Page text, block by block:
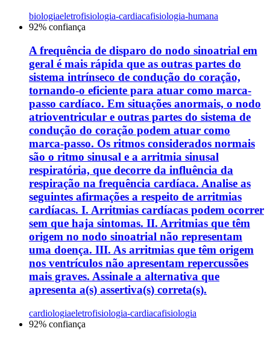
biologiaeletrofisiologia-cardiacafisiologia-humana
92% confiança
A frequência de disparo do nodo sinoatrial em
geral é mais rápida que as outras partes do
sistema intrínseco de condução do coração,
tornando-o eficiente para atuar como marca-
passo cardíaco. Em situações anormais, o nodo
atrioventricular e outras partes do sistema de
condução do coração podem atuar como
marca-passo. Os ritmos considerados normais
são o ritmo sinusal e a arritmia sinusal
respiratória, que decorre da influência da
respiração na frequência cardíaca. Analise as
seguintes afirmações a respeito de arritmias
cardíacas. I. Arritmias cardíacas podem ocorrer
sem que haja sintomas. II. Arritmias que têm
origem no nodo sinoatrial não representam
uma doença. III. As arritmias que têm origem
nos ventrículos não apresentam repercussões
mais graves. Assinale a alternativa que
apresenta a(s) assertiva(s) correta(s).
cardiologiaeletrofisiologia-cardiacafisiologia
92% confiança